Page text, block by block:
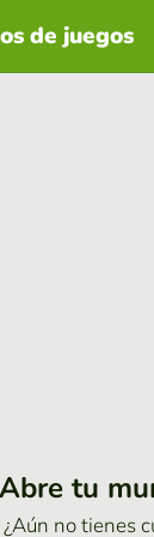
de juegos
Abre tu
¿Aún no tienes